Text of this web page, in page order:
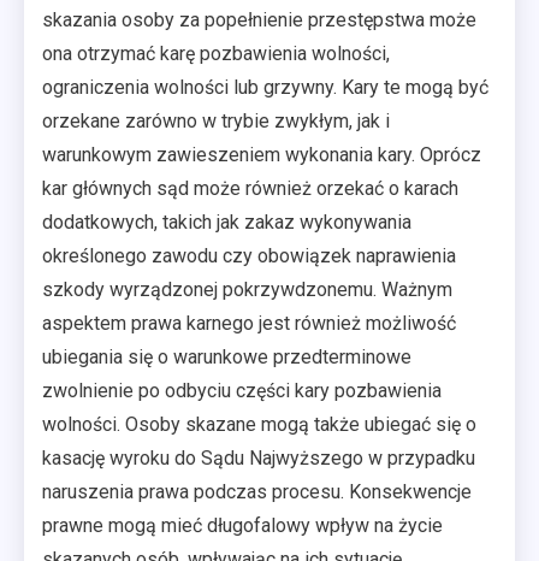
skazania osoby za popełnienie przestępstwa może
ona otrzymać karę pozbawienia wolności,
ograniczenia wolności lub grzywny. Kary te mogą być
orzekane zarówno w trybie zwykłym, jak i
warunkowym zawieszeniem wykonania kary. Oprócz
kar głównych sąd może również orzekać o karach
dodatkowych, takich jak zakaz wykonywania
określonego zawodu czy obowiązek naprawienia
szkody wyrządzonej pokrzywdzonemu. Ważnym
aspektem prawa karnego jest również możliwość
ubiegania się o warunkowe przedterminowe
zwolnienie po odbyciu części kary pozbawienia
wolności. Osoby skazane mogą także ubiegać się o
kasację wyroku do Sądu Najwyższego w przypadku
naruszenia prawa podczas procesu. Konsekwencje
prawne mogą mieć długofalowy wpływ na życie